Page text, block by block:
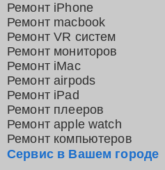
Сервис в Вашем городе
Ремонт iPhone
Ремонт macbook
Ремонт VR систем
Ремонт мониторов
Ремонт iMac
Ремонт airpods
Ремонт iPad
Ремонт плееров
Ремонт apple watch
Ремонт компьютеров